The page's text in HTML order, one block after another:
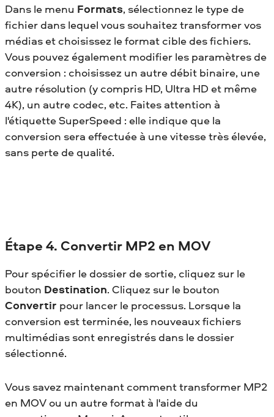
Dans le menu Formats, sélectionnez le type de
fichier dans lequel vous souhaitez transformer vos
médias et choisissez le format cible des fichiers.
Vous pouvez également modifier les paramètres de
conversion : choisissez un autre débit binaire, une
autre résolution (y compris HD, Ultra HD et même
4K), un autre codec, etc. Faites attention à
l'étiquette SuperSpeed : elle indique que la
conversion sera effectuée à une vitesse très élevée,
sans perte de qualité.
Étape 4. Convertir MP2 en MOV
Pour spécifier le dossier de sortie, cliquez sur le
bouton Destination. Cliquez sur le bouton
Convertir pour lancer le processus. Lorsque la
conversion est terminée, les nouveaux fichiers
multimédias sont enregistrés dans le dossier
sélectionné.
Vous savez maintenant comment transformer MP2
en MOV ou un autre format à l'aide du